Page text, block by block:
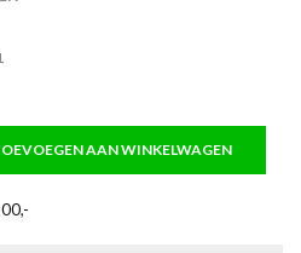
AAN WINKELWAGEN